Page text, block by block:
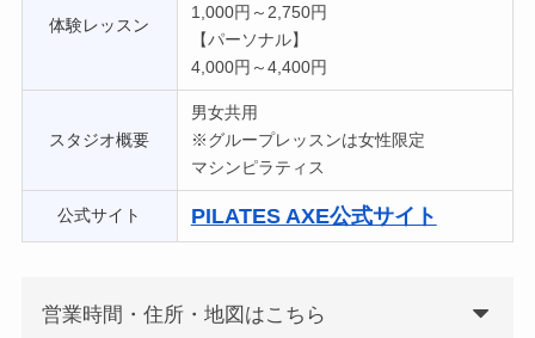
体験レッスン
1,000円～2,750円
【パーソナル】
4,000円～4,400円
スタジオ概要
男女共用
※グループレッスンは女性限定
マシンピラティス
公式サイト PILATES AXE公式サイト
営業時間・住所・地図はこちら